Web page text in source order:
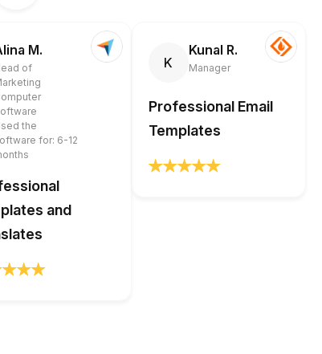
M.
of
the
for: 6-12
and
K
Kunal R.
Manager
Professional Email
Templates